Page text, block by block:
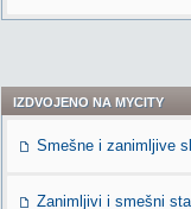
IZDVOJENO NA MYCITY
Smešne i zanimljive
Zanimljivi i smešni